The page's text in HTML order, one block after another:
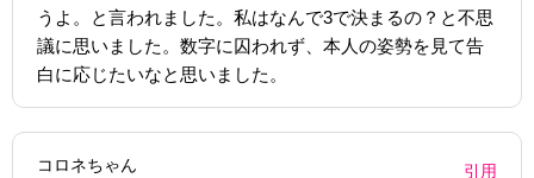
うよ。と言われました。私はなんで3で決まるの？と不思
議に思いました。数字に囚われず、本人の姿勢を見て告
白に応じたいなと思いました。
コロネちゃん
引用